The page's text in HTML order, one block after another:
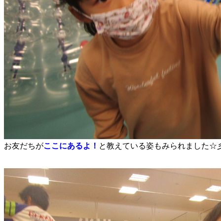
お友だちがここにあるよ！ と教えている姿もみられました☆